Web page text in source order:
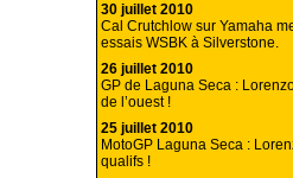
30 juillet 2010
Cal Crutchlow sur Yamaha
essais WSBK à Silverstone.
26 juillet 2010
GP de Laguna Seca :
de l’ouest !
25 juillet 2010
MotoGP Laguna Seca :
qualifs !